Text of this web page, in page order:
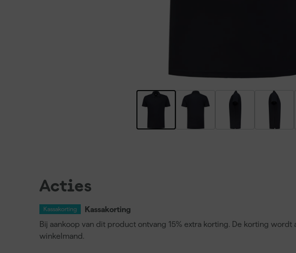
Acties
Kassakorting
Kassakorting
Bij aankoop van dit product ontvang 15% extra korting. De korting
winkelmand.